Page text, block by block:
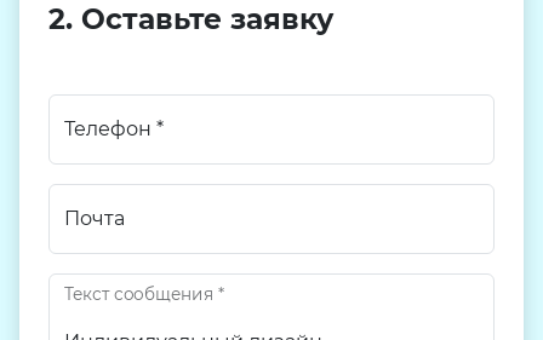
2. Оставьте заявку
Телефон *
Почта
Текст сообщения
Текст сообщения
Текст сообщения *